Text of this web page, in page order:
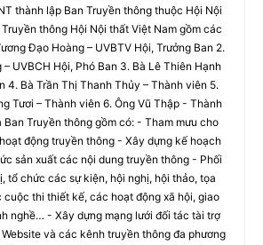
thành lập Ban Truyền thông thuộc Hội Nội
thông Hội Nội thất Việt Nam gồm các
Đạo Hoàng – UVBTV Hội, Trưởng Ban 2.
UVBCH Hội, Phó Ban 3. Bà Lê Thiên Hạnh
4. Bà Trần Thị Thanh Thủy – Thành viên 5.
Tươi – Thành viên 6. Ông Vũ Thập - Thành
Truyền thông gồm có: - Tham mưu cho
động truyền thông - Xây dựng kế hoạch
sản xuất các nội dung truyền thông - Phối
tổ chức các sự kiện, hội nghị, hội thảo, tọa
cuộc thi thiết kế, các hoạt động xã hội, giao
nghề… - Xây dựng mạng lưới đối tác tài trợ
và các kênh truyền thông đa phương